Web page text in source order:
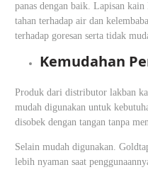
panas dengan baik. Lapisan
tahan terhadap air dan
terhadap goresan serta tidak
Kemudahan
Produk dari distributor lakban
mudah digunakan untuk
disobek dengan tangan tanpa
Selain mudah digunakan.
lebih nyaman saat